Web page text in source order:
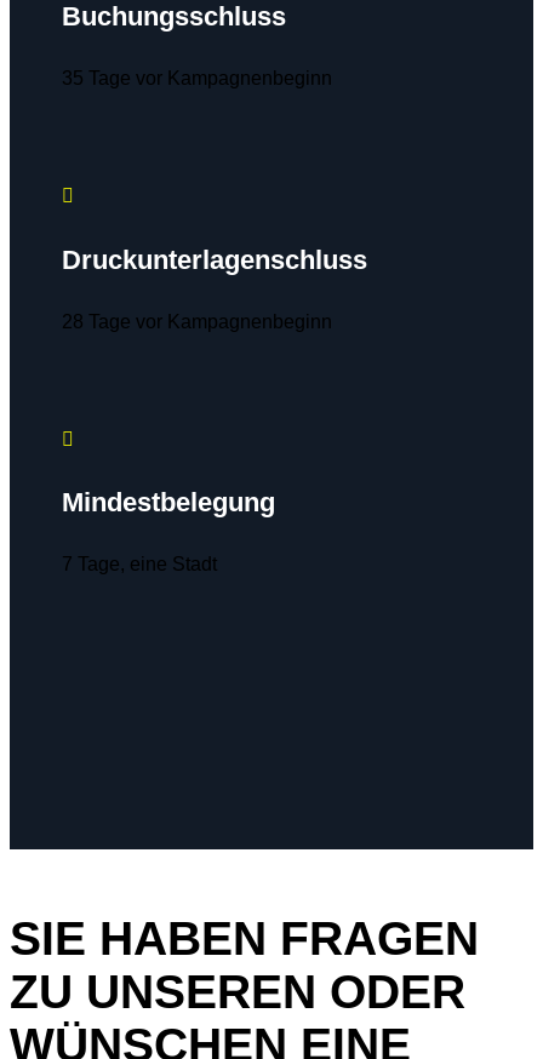
Buchungsschluss
35 Tage vor Kampagnenbeginn

Druckunterlagenschluss
28 Tage vor Kampagnenbeginn

Mindestbelegung
7 Tage, eine Stadt
SIE HABEN FRAGEN
ZU UNSEREN ODER
WÜNSCHEN EINE